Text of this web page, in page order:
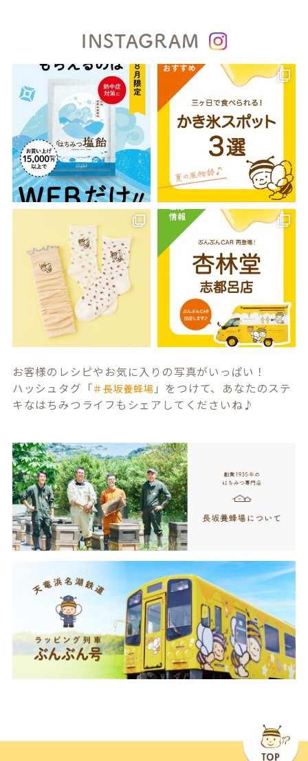
INSTAGRAM
お客様のレシピやお気に入りの写真がいっぱい！
ハッシュタグ「＃長坂養蜂場 」をつけて、あなたのステ
キなはちみつライフもシェアしてくださいね♪